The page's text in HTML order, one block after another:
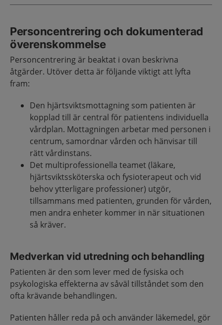
Personcentrering och dokumenterad
överenskommelse
Personcentrering är beaktat i ovan beskrivna
åtgärder. Utöver detta är följande viktigt att lyfta
fram:
Den hjärtsviktsmottagning som patienten är
kopplad till är central för patientens individuella
vårdplan. Mottagningen arbetar med personen i
centrum, samordnar vården och hänvisar till
rätt vårdinstans.
Det multiprofessionella teamet (läkare,
hjärtsviktssköterska och fysioterapeut och vid
behov ytterligare professioner) utgör,
tillsammans med patienten, grunden för vården,
men andra enheter kommer in när situationen
så kräver.
Medverkan vid utredning och behandling
Patienten är den som lever med de fysiska och
psykologiska effekterna av såväl tillståndet som den
ofta krävande behandlingen.
Patienten håller reda på och använder läkemedel, gör